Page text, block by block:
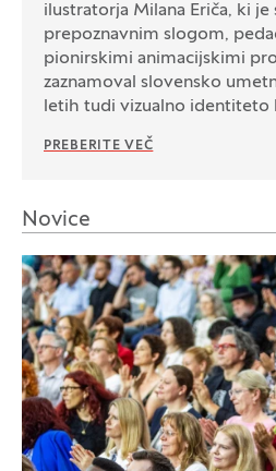
ilustratorja Milana Eriča, ki je
prepoznavnim slogom,
pionirskimi animacijskimi
zaznamoval slovensko
letih tudi vizualno identiteto
PREBERITE VEČ
Novice